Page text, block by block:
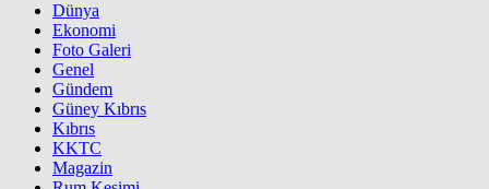
Dünya
Ekonomi
Foto Galeri
Genel
Gündem
Güney Kıbrıs
Kıbrıs
KKTC
Magazin